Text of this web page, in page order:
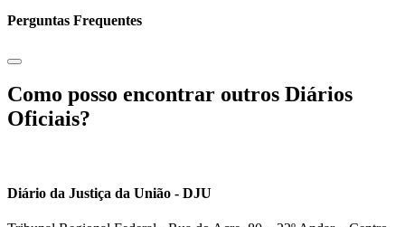
Perguntas Frequentes
Como posso encontrar outros Diários
Oficiais?
Diário da Justiça da União - DJU